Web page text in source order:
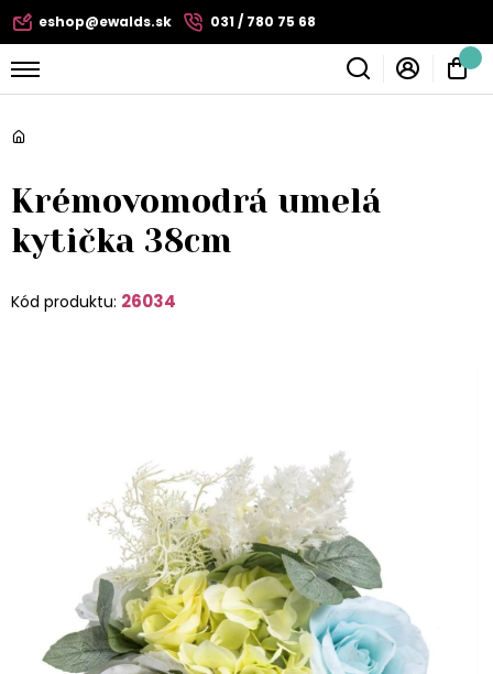
eshop@ewalds.sk 031 / 780 75 68
Krémovomodrá umelá
kytička 38cm
Kód produktu: 26034